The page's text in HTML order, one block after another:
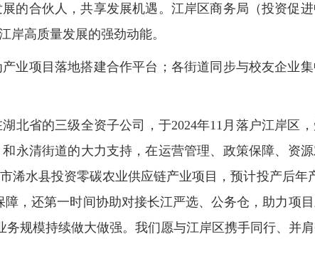
的合伙人，共享发展机遇。江岸区商务局（投资促
岸高质量发展的强劲动能。
业项目落地搭建合作平台；各街道同步与校友企业
北省的三级全资子公司，于2024年11月落户江岸区
永清街道的大力支持，在运营管理、政策保障、资
水县投资零碳农业供应链产业项目，预计投产后年
，还第一时间协助对接长江严选、公务仓，助力项
规模持续做大做强。我们愿与江岸区携手同行、并